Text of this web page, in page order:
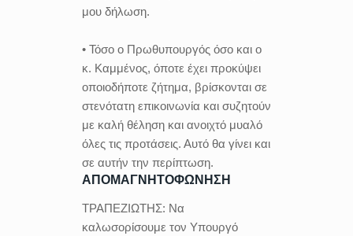
μου δήλωση.
• Τόσο ο Πρωθυπουργός όσο και ο
κ. Καμμένος, όποτε έχει προκύψει
οποιοδήποτε ζήτημα, βρίσκονται σε
στενότατη επικοινωνία και συζητούν
με καλή θέληση και ανοιχτό μυαλό
όλες τις προτάσεις. Αυτό θα γίνει και
σε αυτήν την περίπτωση.
ΑΠΟΜΑΓΝΗΤΟΦΩΝΗΣΗ
ΤΡΑΠΕΖΙΩΤΗΣ: Να
καλωσορίσουμε τον Υπουργό